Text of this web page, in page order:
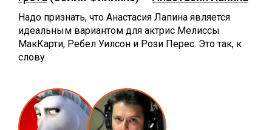
Надо признать, что Анастасия Лапина является
идеальным вариантом для актрис Мелиссы
МакКарти, Ребел Уилсон и Рози Перес. Это так, к
слову.